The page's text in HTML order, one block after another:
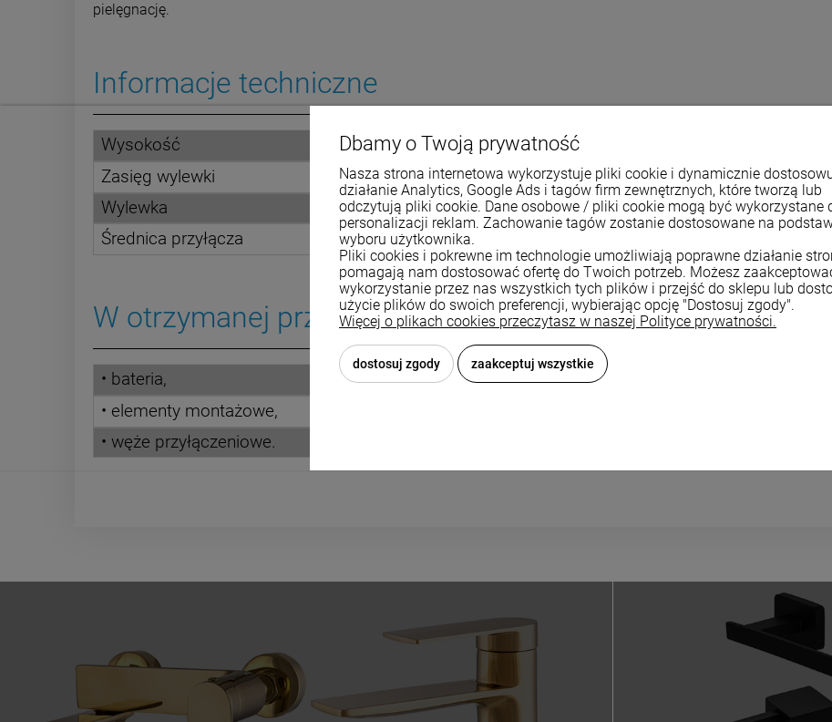
pielęgnację.
Informacje techniczne
Wysokość
Zasięg wylewki
13,5 cm
Wylewka
stała
Średnica przyłącza
W otrzymanej przesyłce znajdziesz
• bateria,
• elementy montażowe,
• węże przyłączeniowe.
Dbamy o Twoją prywatność
Nasza strona internetowa wykorzystuje pliki cookie i dynamicznie
działanie Analytics, Google Ads i tagów firm zewnętrznych, które tworzą lub
odczytują pliki cookie. Dane osobowe / pliki cookie mogą być wykorzystane
personalizacji reklam. Zachowanie tagów zostanie dostosowane na
wyboru użytkownika.
Pliki cookies i pokrewne im technologie umożliwiają poprawne działanie
pomagają nam dostosować ofertę do Twoich potrzeb. Możesz
wykorzystanie przez nas wszystkich tych plików i przejść do sklepu lub
użycie plików do swoich preferencji, wybierając opcję "Dostosuj zgody".
Więcej o plikach cookies przeczytasz w naszej Polityce prywatności.
dostosuj zgody zaakceptuj wszystkie